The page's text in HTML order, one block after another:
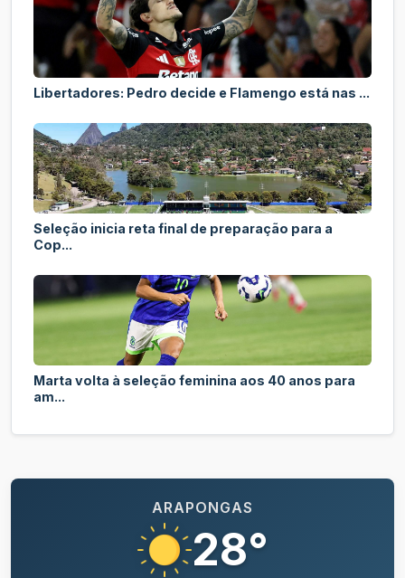
Libertadores: Pedro decide e Flamengo está nas ...
Seleção inicia reta final de preparação para a
Cop...
Marta volta à seleção feminina aos 40 anos para
am...
ARAPONGAS
28°